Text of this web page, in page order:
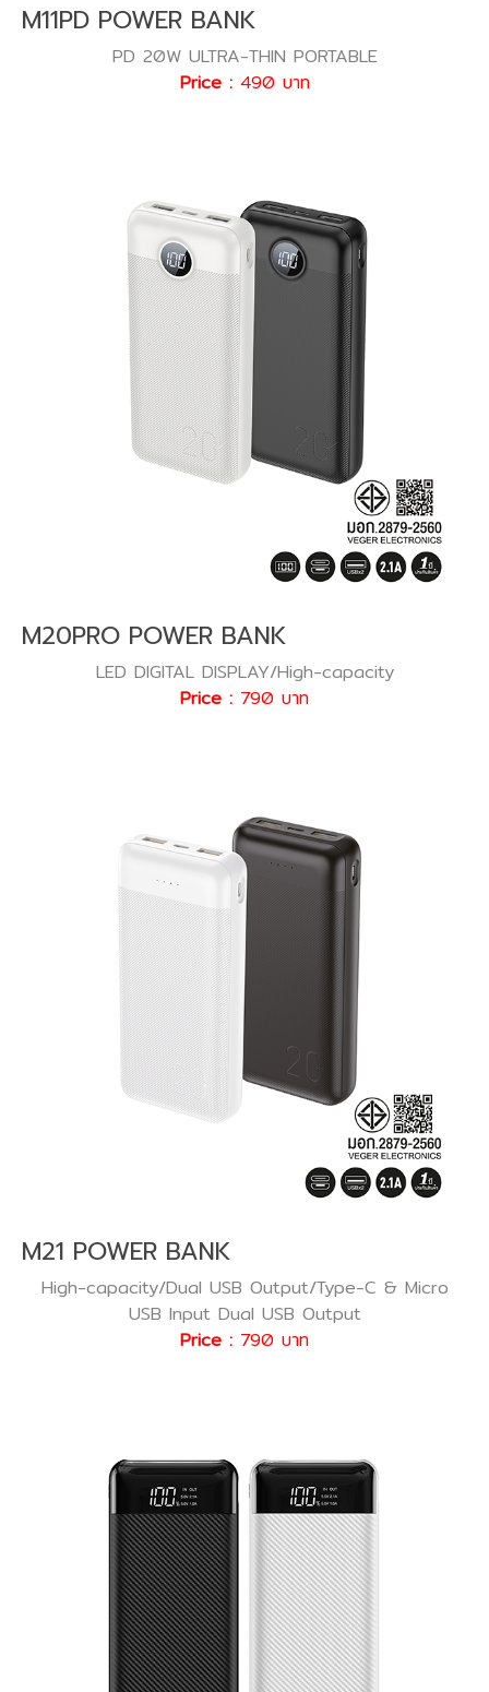
M11PD POWER BANK
PD 20W ULTRA-THIN PORTABLE
Price : 490 บาท
M20PRO POWER BANK
LED DIGITAL DISPLAY/High-capacity
Price : 790 บาท
M21 POWER BANK
High-capacity/Dual USB Output/Type-C & Micro
USB Input Dual USB Output
Price : 790 บาท